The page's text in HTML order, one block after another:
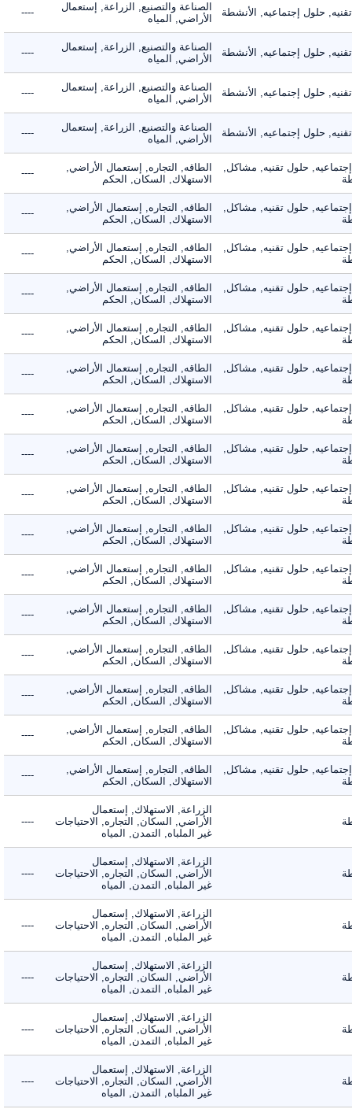
حلول إجتماعيه, الأنشطة
الصناعة والتصنيع, الزراعة, إستعمال
الأراضي, المياه
----
حلول إجتماعيه, الأنشطة
الصناعة والتصنيع, الزراعة, إستعمال
الأراضي, المياه
----
حلول إجتماعيه, الأنشطة
الصناعة والتصنيع, الزراعة, إستعمال
الأراضي, المياه
----
حلول إجتماعيه, الأنشطة
الصناعة والتصنيع, الزراعة, إستعمال
الأراضي, المياه
----
حلول تقنيه, مشاكل,
الطاقه, التجاره, إستعمال الأراضي,
الاستهلاك, السكان, الحكم
----
حلول تقنيه, مشاكل,
الطاقه, التجاره, إستعمال الأراضي,
الاستهلاك, السكان, الحكم
----
حلول تقنيه, مشاكل,
الطاقه, التجاره, إستعمال الأراضي,
الاستهلاك, السكان, الحكم
----
حلول تقنيه, مشاكل,
الطاقه, التجاره, إستعمال الأراضي,
الاستهلاك, السكان, الحكم
----
حلول تقنيه, مشاكل,
الطاقه, التجاره, إستعمال الأراضي,
الاستهلاك, السكان, الحكم
----
حلول تقنيه, مشاكل,
الطاقه, التجاره, إستعمال الأراضي,
الاستهلاك, السكان, الحكم
----
حلول تقنيه, مشاكل,
الطاقه, التجاره, إستعمال الأراضي,
الاستهلاك, السكان, الحكم
----
حلول تقنيه, مشاكل,
الطاقه, التجاره, إستعمال الأراضي,
الاستهلاك, السكان, الحكم
----
حلول تقنيه, مشاكل,
الطاقه, التجاره, إستعمال الأراضي,
الاستهلاك, السكان, الحكم
----
حلول تقنيه, مشاكل,
الطاقه, التجاره, إستعمال الأراضي,
الاستهلاك, السكان, الحكم
----
حلول تقنيه, مشاكل,
الطاقه, التجاره, إستعمال الأراضي,
الاستهلاك, السكان, الحكم
----
حلول تقنيه, مشاكل,
الطاقه, التجاره, إستعمال الأراضي,
الاستهلاك, السكان, الحكم
----
حلول تقنيه, مشاكل,
الطاقه, التجاره, إستعمال الأراضي,
الاستهلاك, السكان, الحكم
----
حلول تقنيه, مشاكل,
الطاقه, التجاره, إستعمال الأراضي,
الاستهلاك, السكان, الحكم
----
حلول تقنيه, مشاكل,
الطاقه, التجاره, إستعمال الأراضي,
الاستهلاك, السكان, الحكم
----
حلول تقنيه, مشاكل,
الطاقه, التجاره, إستعمال الأراضي,
الاستهلاك, السكان, الحكم
----
الزراعة, الاستهلاك, إستعمال
الأراضي, السكان, التجاره, الاحتياجات
غير الملباه, التمدن, المياه
----
الزراعة, الاستهلاك, إستعمال
الأراضي, السكان, التجاره, الاحتياجات
غير الملباه, التمدن, المياه
----
الزراعة, الاستهلاك, إستعمال
الأراضي, السكان, التجاره, الاحتياجات
غير الملباه, التمدن, المياه
----
الزراعة, الاستهلاك, إستعمال
الأراضي, السكان, التجاره, الاحتياجات
غير الملباه, التمدن, المياه
----
الزراعة, الاستهلاك, إستعمال
الأراضي, السكان, التجاره, الاحتياجات
غير الملباه, التمدن, المياه
----
الزراعة, الاستهلاك, إستعمال
الأراضي, السكان, التجاره, الاحتياجات
غير الملباه, التمدن, المياه
----